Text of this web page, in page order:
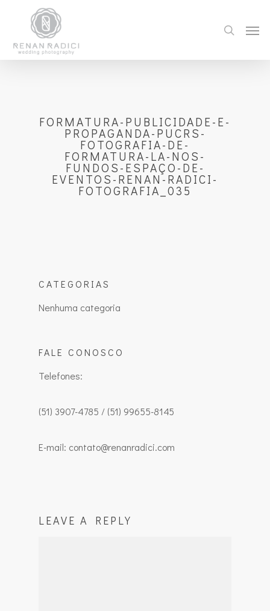
FORMATURA-PUBLICIDADE-E-
PROPAGANDA-PUCRS-
FOTOGRAFIA-DE-
FORMATURA-LA-NOS-
FUNDOS-ESPAÇO-DE-
EVENTOS-RENAN-RADICI-
FOTOGRAFIA_035
CATEGORIAS
Nenhuma categoria
FALE CONOSCO
Telefones:
(51) 3907-4785 / (51) 99655-8145
E-mail: contato@renanradici.com
LEAVE A REPLY